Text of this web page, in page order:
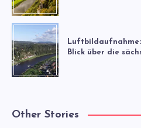
Blick über die
Other Stories